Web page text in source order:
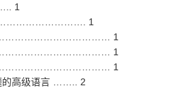
1
…………………………. 1
1
1
1
的高级语言 …….. 2